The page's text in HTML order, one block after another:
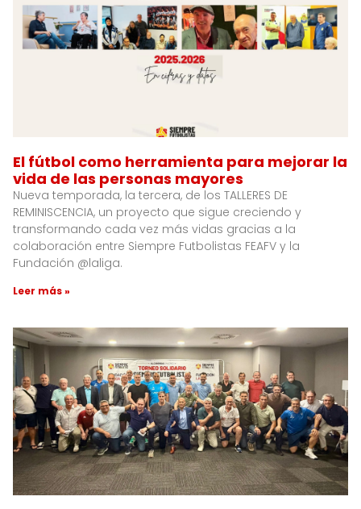
El fútbol como herramienta para mejorar la
vida de las personas mayores
Nueva temporada, la tercera, de los TALLERES DE
REMINISCENCIA, un proyecto que sigue creciendo y
transformando cada vez más vidas gracias a la
colaboración entre Siempre Futbolistas FEAFV y la
Fundación @laliga.
Leer más »